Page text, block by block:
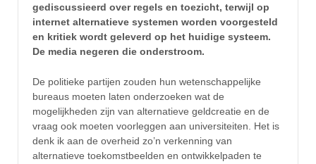
gediscussieerd over regels en toezicht, terwijl op
internet alternatieve systemen worden voorgesteld
en kritiek wordt geleverd op het huidige systeem.
De media negeren die onderstroom.
De politieke partijen zouden hun wetenschappelijke
bureaus moeten laten onderzoeken wat de
mogelijkheden zijn van alternatieve geldcreatie en de
vraag ook moeten voorleggen aan universiteiten. Het is
denk ik aan de overheid zo’n verkenning van
alternatieve toekomstbeelden en ontwikkelpaden te